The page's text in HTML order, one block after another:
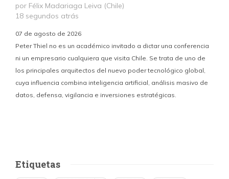
por Félix Madariaga Leiva (Chile)
18 segundos atrás
07 de agosto de 2026
Peter Thiel no es un académico invitado a dictar una conferencia
ni un empresario cualquiera que visita Chile. Se trata de uno de
los principales arquitectos del nuevo poder tecnológico global,
cuya influencia combina inteligencia artificial, análisis masivo de
datos, defensa, vigilancia e inversiones estratégicas.
Etiquetas